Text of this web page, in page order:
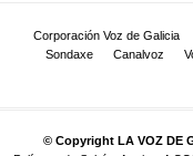
Corporación Voz de Galicia
Sondaxe
Canalvoz
© Copyright LA VOZ DE